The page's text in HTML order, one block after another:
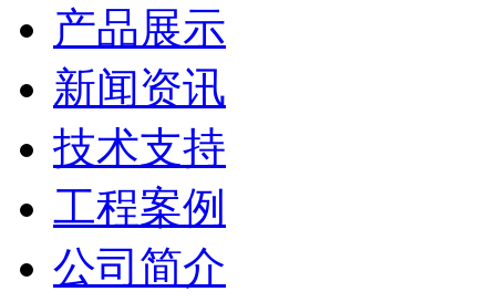
产品展示
新闻资讯
技术支持
工程案例
公司简介